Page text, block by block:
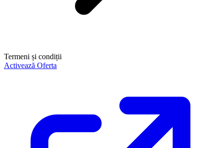
Termeni și condiții
Activează Oferta